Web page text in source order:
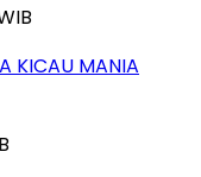
KICAU MANIA